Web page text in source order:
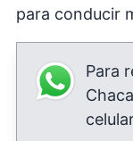
para conducir
Para